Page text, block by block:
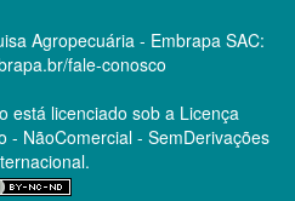
Agropecuária - Embrapa SAC:
fale-conosco
está licenciado sob a Licença
- NãoComercial - SemDerivações